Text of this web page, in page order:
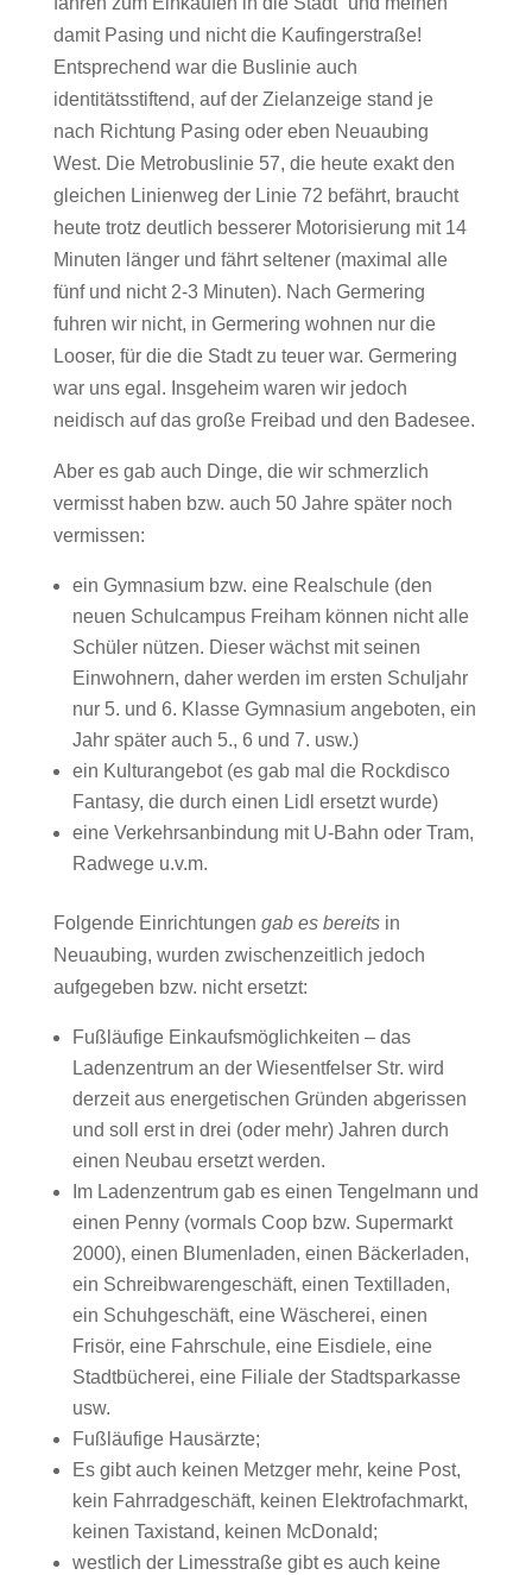
damit Pasing und nicht die Kaufingerstraße!
Entsprechend war die Buslinie auch
identitätsstiftend, auf der Zielanzeige stand je
nach Richtung Pasing oder eben Neuaubing
West. Die Metrobuslinie 57, die heute exakt den
gleichen Linienweg der Linie 72 befährt, braucht
heute trotz deutlich besserer Motorisierung mit 14
Minuten länger und fährt seltener (maximal alle
fünf und nicht 2-3 Minuten). Nach Germering
fuhren wir nicht, in Germering wohnen nur die
Looser, für die die Stadt zu teuer war. Germering
war uns egal. Insgeheim waren wir jedoch
neidisch auf das große Freibad und den Badesee.
Aber es gab auch Dinge, die wir schmerzlich
vermisst haben bzw. auch 50 Jahre später noch
vermissen:
ein Gymnasium bzw. eine Realschule (den
neuen Schulcampus Freiham können nicht alle
Schüler nützen. Dieser wächst mit seinen
Einwohnern, daher werden im ersten Schuljahr
nur 5. und 6. Klasse Gymnasium angeboten, ein
Jahr später auch 5., 6 und 7. usw.)
ein Kulturangebot (es gab mal die Rockdisco
Fantasy, die durch einen Lidl ersetzt wurde)
eine Verkehrsanbindung mit U-Bahn oder Tram,
Radwege u.v.m.
Folgende Einrichtungen gab es bereitsin
Neuaubing, wurden zwischenzeitlich jedoch
aufgegeben bzw. nicht ersetzt:
Fußläufige Einkaufsmöglichkeiten – das
Ladenzentrum an der Wiesentfelser Str. wird
derzeit aus energetischen Gründen abgerissen
und soll erst in drei (oder mehr) Jahren durch
einen Neubau ersetzt werden.
Im Ladenzentrum gab es einen Tengelmann und
einen Penny (vormals Coop bzw. Supermarkt
2000), einen Blumenladen, einen Bäckerladen,
ein Schreibwarengeschäft, einen Textilladen,
ein Schuhgeschäft, eine Wäscherei, einen
Frisör, eine Fahrschule, eine Eisdiele, eine
Stadtbücherei, eine Filiale der Stadtsparkasse
usw.
Fußläufige Hausärzte;
Es gibt auch keinen Metzger mehr, keine Post,
kein Fahrradgeschäft, keinen Elektrofachmarkt,
keinen Taxistand, keinen McDonald;
westlich der Limesstraße gibt es auch keine